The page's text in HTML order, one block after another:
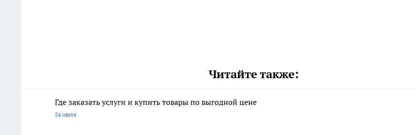
Читайте также:
Где заказать услуги и купить товары по выгодной цене
24 июля